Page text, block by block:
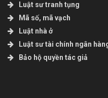
Luật sư tranh tụng
Mã số, mã vạch
Luật nhà ở
Luật sư tài chính ngân
Bảo hộ quyền tác giả